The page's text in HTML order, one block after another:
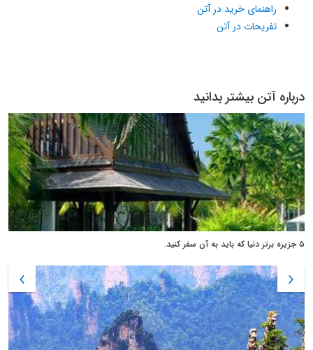
راهنمای خرید در آتن
تفریحات در آتن
درباره آتن بیشتر بدانید
۵ جزیره برتر دنیا که باید به آن سفر کنید.